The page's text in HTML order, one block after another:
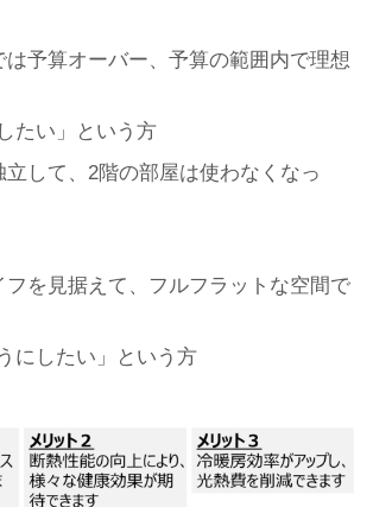
予算オーバー、予算の範囲内で理想
たい」という方
して、2階の部屋は使わなくなっ
を見据えて、フルフラットな空間で
にしたい」という方